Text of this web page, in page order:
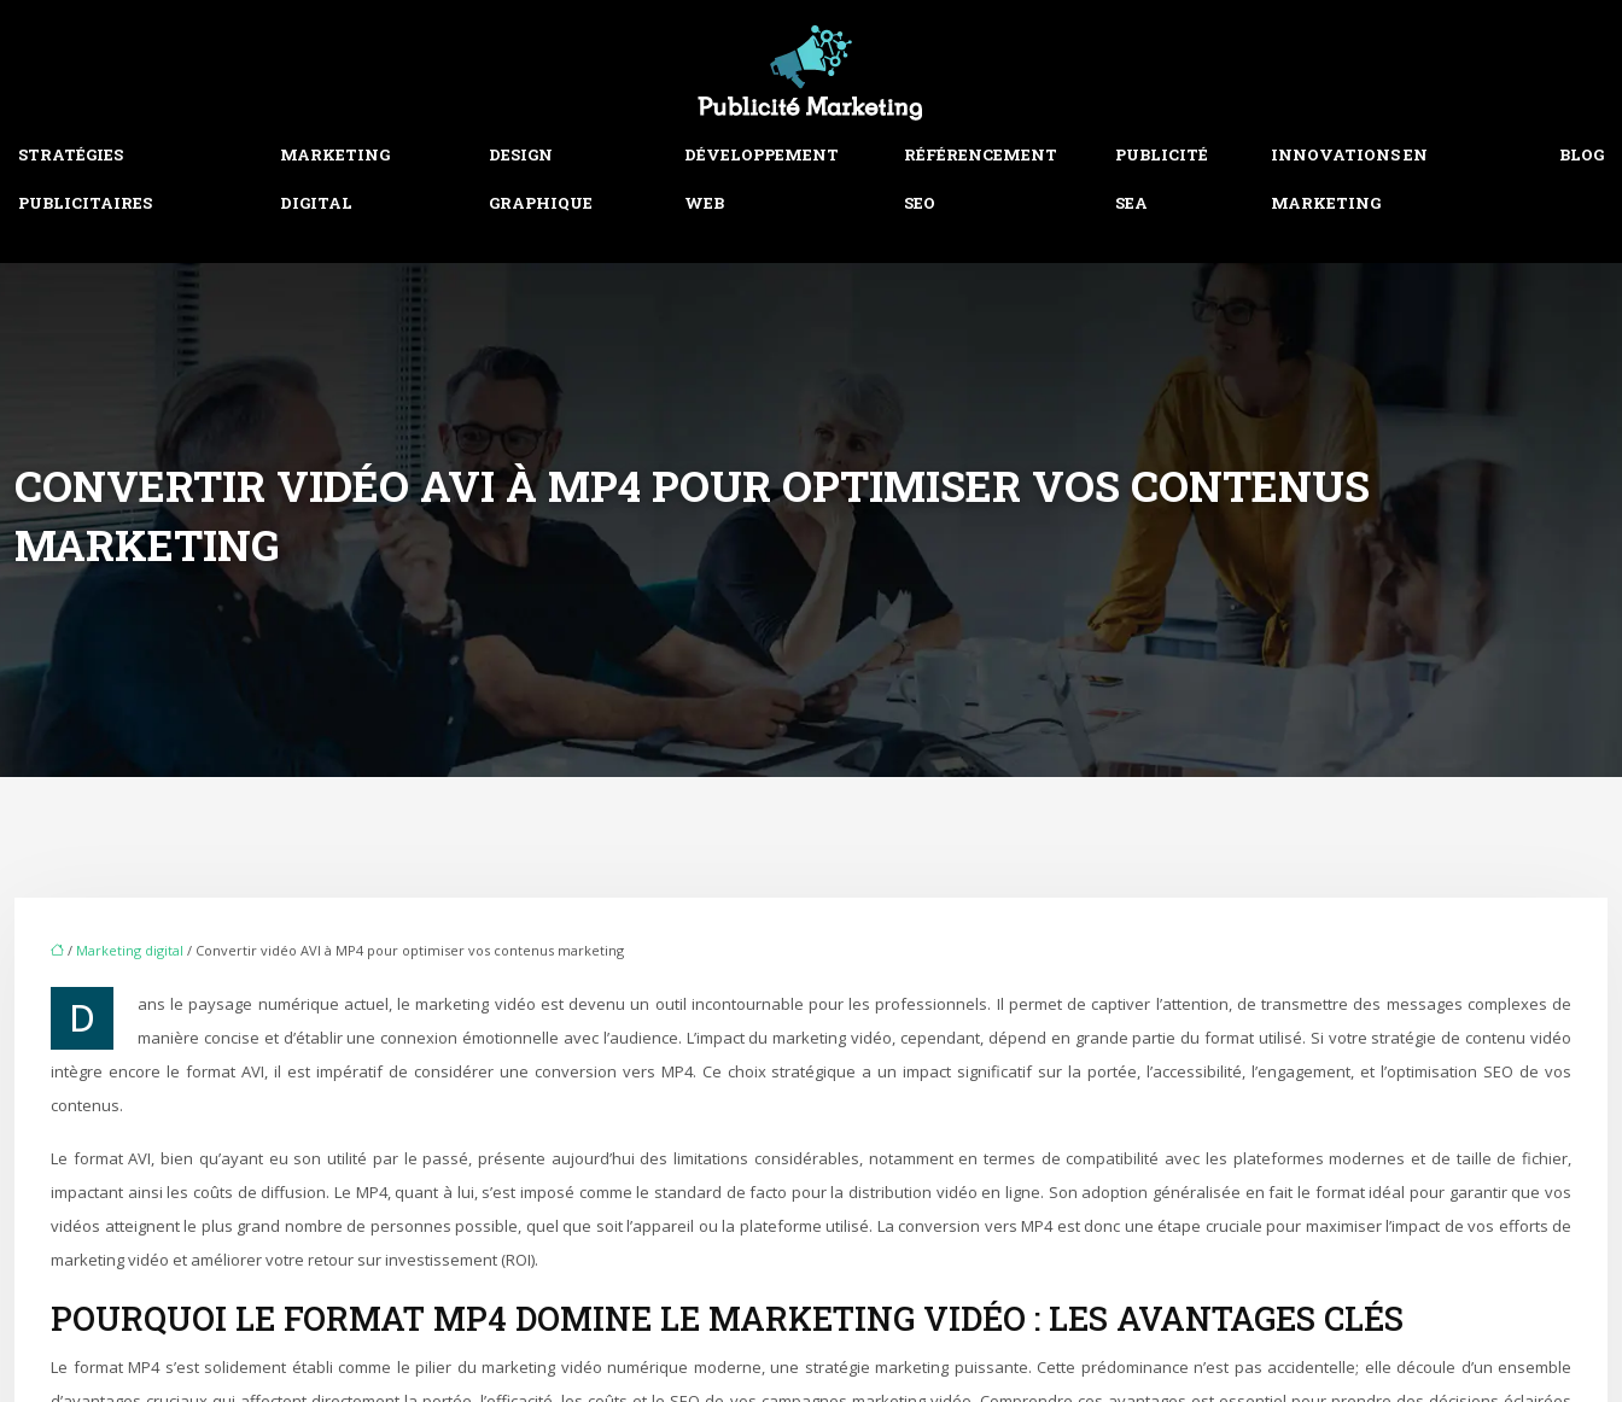
STRATÉGIES
PUBLICITAIRES
MARKETING
DIGITAL
DESIGN
GRAPHIQUE
DÉVELOPPEMENT
WEB
RÉFÉRENCEMENT
SEO
PUBLICITÉ
SEA
INNOVATIONS EN
MARKETING
BLOG
CONVERTIR VIDÉO AVI À MP4 POUR OPTIMISER VOS CONTENUS
MARKETING
/ Marketing digital / Convertir vidéo AVI à MP4 pour optimiser vos contenus marketing
Dans le paysage numérique actuel, le marketing vidéo est devenu un outil incontournable pour les professionnels. Il permet de captiver l’attention, de transmettre des messages complexes de
manière concise et d’établir une connexion émotionnelle avec l’audience. L’impact du marketing vidéo, cependant, dépend en grande partie du format utilisé. Si votre stratégie de contenu vidéo
intègre encore le format AVI, il est impératif de considérer une conversion vers MP4. Ce choix stratégique a un impact significatif sur la portée, l’accessibilité, l’engagement, et l’optimisation SEO de vos
contenus.
Le format AVI, bien qu’ayant eu son utilité par le passé, présente aujourd’hui des limitations considérables, notamment en termes de compatibilité avec les plateformes modernes et de taille de fichier,
impactant ainsi les coûts de diffusion. Le MP4, quant à lui, s’est imposé comme le standard de facto pour la distribution vidéo en ligne. Son adoption généralisée en fait le format idéal pour garantir que vos
vidéos atteignent le plus grand nombre de personnes possible, quel que soit l’appareil ou la plateforme utilisé. La conversion vers MP4 est donc une étape cruciale pour maximiser l’impact de vos efforts de
marketing vidéo et améliorer votre retour sur investissement (ROI).
POURQUOI LE FORMAT MP4 DOMINE LE MARKETING VIDÉO : LES AVANTAGES CLÉS
Le format MP4 s’est solidement établi comme le pilier du marketing vidéo numérique moderne, une stratégie marketing puissante. Cette prédominance n’est pas accidentelle; elle découle d’un ensemble